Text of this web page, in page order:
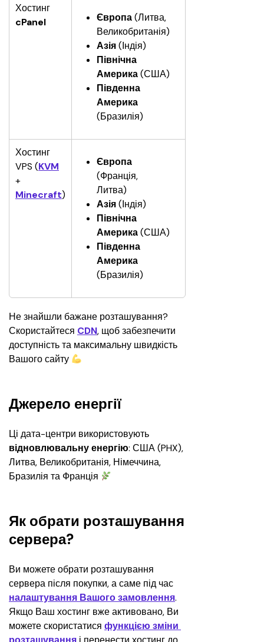
Хостинг
cPanel
Європа (Литва,
Великобританія)
Азія (Індія)
Північна
Америка (США)
Південна
Америка
(Бразилія)
Хостинг
VPS (KVM
+
Minecraft)
Європа
(Франція,
Литва)
Азія (Індія)
Північна
Америка (США)
Південна
Америка
(Бразилія)
Не знайшли бажане розташування?
Скористайтеся CDN, щоб забезпечити
доступність та максимальну швидкість
Вашого сайту
Джерело енергії
Ці дата-центри використовують
відновлювальну енергію: США (PHX),
Литва, Великобританія, Німеччина,
Бразилія та Франція
Як обрати розташування
сервера?
Ви можете обрати розташування
сервера після покупки, а саме під час
налаштування Вашого замовлення.
Якщо Ваш хостинг вже активовано, Ви
можете скористатися функцією зміни